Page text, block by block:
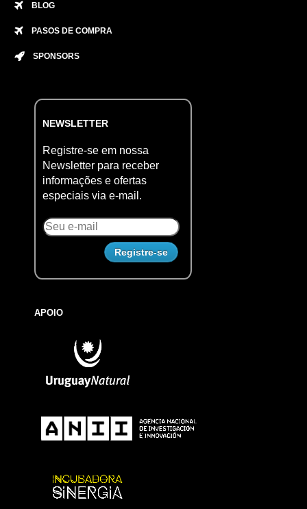
BLOG
PASOS DE COMPRA
SPONSORS
NEWSLETTER
Registre-se em nossa
Newsletter para receber
informações e ofertas
especiais via e-mail.
APOIO